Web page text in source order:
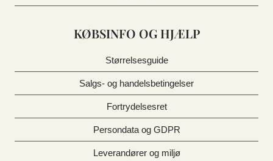
KØBSINFO OG HJÆLP
Størrelsesguide
Salgs- og handelsbetingelser
Fortrydelsesret
Persondata og GDPR
Leverandører og miljø